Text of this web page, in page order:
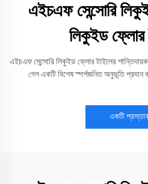
এইচএফ সেন্সোরি
লিকুইড ফ্লোর
এইচএফ সেন্সোরি লিকুইড ফ্লোর টাইলের
গেল একটি বিশেষ স্পর্শজনিত অনুভূতি প্রদান
একটি